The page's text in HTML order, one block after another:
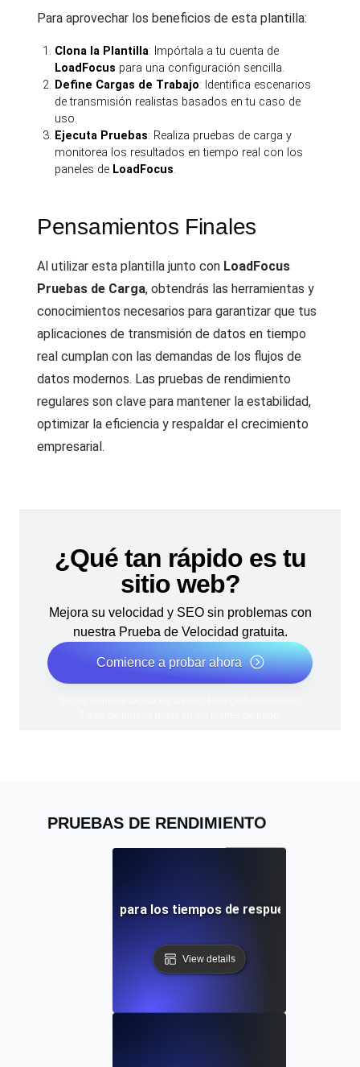
Para aprovechar los beneficios de esta plantilla:
Clona la Plantilla: Impórtala a tu cuenta de
LoadFocus para una configuración sencilla.
Define Cargas de Trabajo: Identifica escenarios
de transmisión realistas basados en tu caso de
uso.
Ejecuta Pruebas: Realiza pruebas de carga y
monitorea los resultados en tiempo real con los
paneles de LoadFocus.
Pensamientos Finales
Al utilizar esta plantilla junto con LoadFocus
Pruebas de Carga, obtendrás las herramientas y
conocimientos necesarios para garantizar que tus
aplicaciones de transmisión de datos en tiempo
real cumplan con las demandas de los flujos de
datos modernos. Las pruebas de rendimiento
regulares son clave para mantener la estabilidad,
optimizar la eficiencia y respaldar el crecimiento
empresarial.
¿Qué tan rápido es tu
sitio web?
Mejora su velocidad y SEO sin problemas con
nuestra Prueba de Velocidad gratuita.
Comience a probar ahora
PRUEBAS DE RENDIMIENTO
de rendimiento para los tiempos de respuesta de la
View details